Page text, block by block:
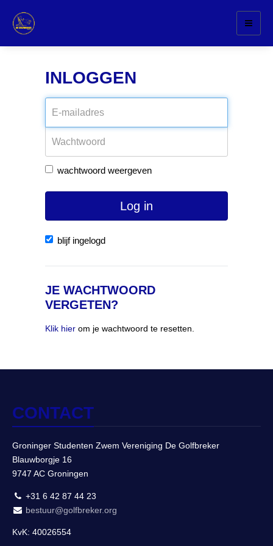
Toggle
INLOGGEN
wachtwoord weergeven
Log in
blijf ingelogd
JE WACHTWOORD
VERGETEN?
Klik hier om je wachtwoord te resetten.
CONTACT
Groninger Studenten Zwem Vereniging De Golfbreker
Blauwborgje 16
9747 AC Groningen
+31 6 42 87 44 23
bestuur@golfbreker.org
KvK: 40026554